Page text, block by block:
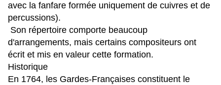
avec la fanfare formée uniquement de cuivres et de
percussions).
Son répertoire comporte beaucoup
d'arrangements, mais certains compositeurs ont
écrit et mis en valeur cette formation.
Historique
​​En 1764, les Gardes-Françaises constituent le